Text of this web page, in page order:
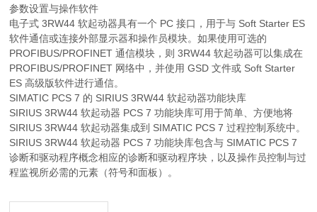
参数设置与操作软件
电子式 3RW44 软起动器具有一个 PC 接口，用于与 Soft Starter ES
软件通信或连接外部显示器和操作员模块。如果使用可选的
PROFIBUS/PROFINET 通信模块，则 3RW44 软起动器可以集成在
PROFIBUS/PROFINET 网络中，并使用 GSD 文件或 Soft Starter
ES 高级版软件进行通信。
SIMATIC PCS 7 的 SIRIUS 3RW44 软起动器功能块库
SIRIUS 3RW44 软起动器 PCS 7 功能块库可用于简单、方便地将
SIRIUS 3RW44 软起动器集成到 SIMATIC PCS 7 过程控制系统中。
SIRIUS 3RW44 软起动器 PCS 7 功能块库包含与 SIMATIC PCS 7
诊断和驱动程序概念相应的诊断和驱动程序块，以及操作员控制与过
程监视所必需的元素（符号和面板）。